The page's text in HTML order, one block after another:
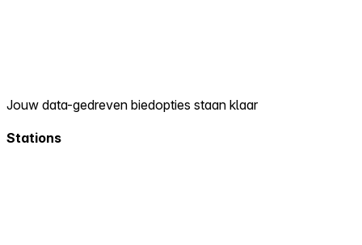
Jouw data-gedreven biedopties staan klaar
Stations